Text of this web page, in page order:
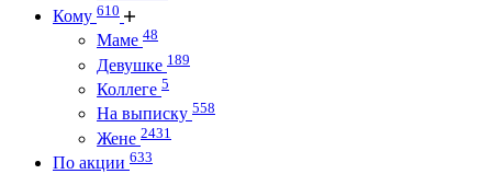
Кому 610
Маме 48
Девушке 189
Коллеге 5
На выписку 558
Жене 2431
По акции 633